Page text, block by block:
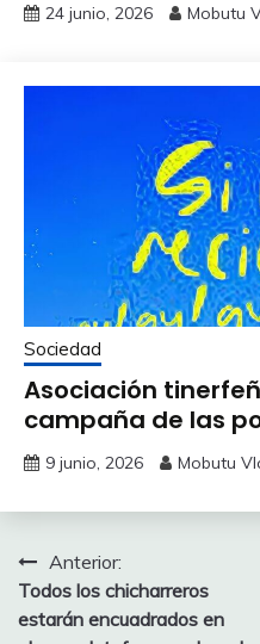
24 junio, 2026 Mobutu
Sociedad
Asociación
campaña de las
9 junio, 2026 Mobutu
Navegación
de
Anterior:
Todos los chicharreros
estarán encuadrados en